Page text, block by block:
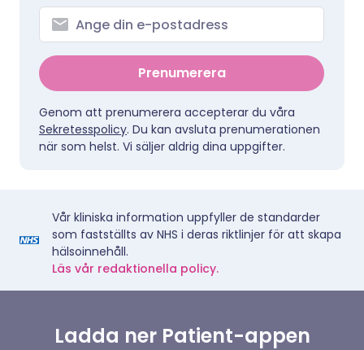
Prenumerera
Genom att prenumerera accepterar du våra
Sekretesspolicy. Du kan avsluta prenumerationen
när som helst. Vi säljer aldrig dina uppgifter.
Vår kliniska information uppfyller de standarder
som fastställts av NHS i deras riktlinjer för att skapa
hälsoinnehåll.
Läs vår redaktionella policy.
Ladda ner Patient-appen